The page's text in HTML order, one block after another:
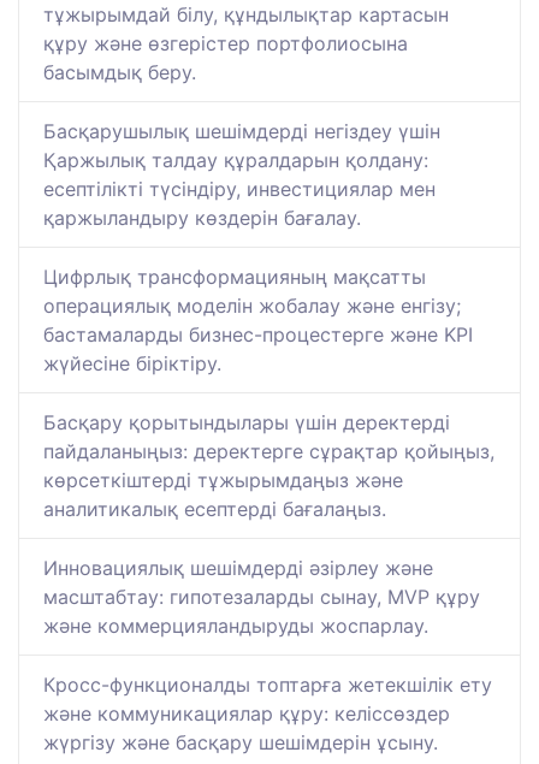
тұжырымдай білу, құндылықтар картасын
құру және өзгерістер портфолиосына
басымдық беру.
Басқарушылық шешімдерді негіздеу үшін
Қаржылық талдау құралдарын қолдану:
есептілікті түсіндіру, инвестициялар мен
қаржыландыру көздерін бағалау.
Цифрлық трансформацияның мақсатты
операциялық моделін жобалау және енгізу;
бастамаларды бизнес-процестерге және KPI
жүйесіне біріктіру.
Басқару қорытындылары үшін деректерді
пайдаланыңыз: деректерге сұрақтар қойыңыз,
көрсеткіштерді тұжырымдаңыз және
аналитикалық есептерді бағалаңыз.
Инновациялық шешімдерді әзірлеу және
масштабтау: гипотезаларды сынау, MVP құру
және коммерцияландыруды жоспарлау.
Кросс-функционалды топтарға жетекшілік ету
және коммуникациялар құру: келіссөздер
жүргізу және басқару шешімдерін ұсыну.